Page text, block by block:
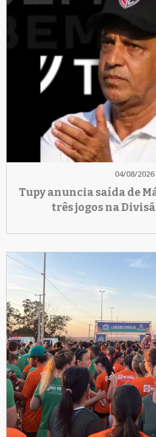
04/08/2026
Tupy anuncia saída de
três jogos na